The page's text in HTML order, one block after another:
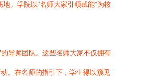
。学院以“名师大家引领赋能”为核
导师团队。这些名师大家不仅拥有
。在名师的指引下，学生得以窥见